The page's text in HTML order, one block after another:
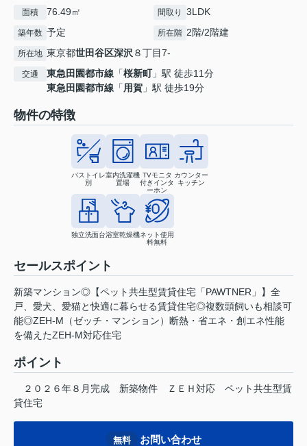
面積 76.49㎡ 間取り 3LDK
築年数 予定 所在階 2階/2階建
所在地 東京都世田谷区深沢 ８丁目7-
交通 東急田園都市線 「桜新町」駅 徒歩11分
東急田園都市線 「用賀 」駅 徒歩19分
物件の特徴
バストイレ
別
室内洗濯機
置場
TVモニタ
付きインタ
ーホン
カウンター
キッチン
独立洗面台浴室乾燥機ネット使用
料無料
セールスポイント
新築マンション◎【ペット共生型賃貸住宅「PAWTNER」】全
戸、愛犬、愛猫と快適に暮らせる賃貸住宅◎複数頭飼いも相談可
能◎ZEH-M（ゼッチ・マンション）断熱・省エネ・創エネ性能
を備えたZEH-M対応住宅
ポイント
２０２６年８月完成 新築物件 ＺＥＨ対応
ペット共生型賃
貸住宅
無料 お問い合わせ